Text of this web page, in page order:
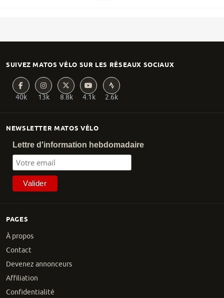
PAGES
À propos
Contact
Devenez annonceurs
Affiliation
Confidentialité
NEWSLETTER MATOS VÉLO
Lettre d'information hebdomadaire
SUIVEZ MATOS VÉLO SUR LES RÉSEAUX SOCIAUX
40k 13k 8.8k 4.1k 2.6k